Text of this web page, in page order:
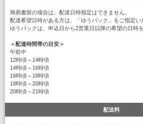
簡易書留の場合は、配達日時指定はできません。
配達希望日時がある方は、「ゆうパック」をご指定い
ゆうパックは、申込日から2営業日以降の希望の日時
＜配達時間帯の目安＞
午前中
12時頃～14時頃
14時頃～16時頃
16時頃～18時頃
18時頃～20時頃
20時頃～21時頃
配送料